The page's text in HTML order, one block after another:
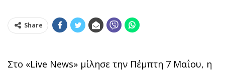
Share
Στο «Live News» μίλησε την Πέμπτη 7 Μαΐου, η